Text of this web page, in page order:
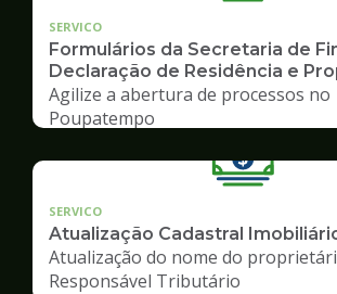
SERVICO
Formulários da Secretaria de
Declaração de Residência e
Agilize a abertura de processos no
Poupatempo
SERVICO
Atualização Cadastral
Atualização do nome do
Responsável Tributário